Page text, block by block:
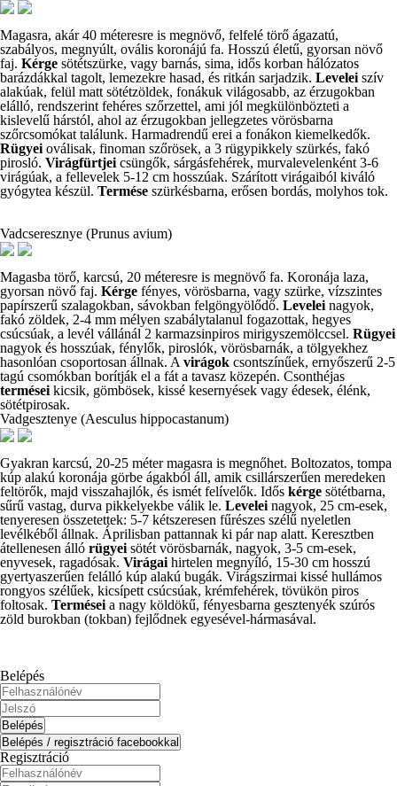
Magasra, akár 40 méteresre is megnövő, felfelé törő ágazatú,
szabályos, megnyúlt, ovális koronájú fa. Hosszú életű, gyorsan növő
faj. Kérge sötétszürke, vagy barnás, sima, idős korban hálózatos
barázdákkal tagolt, lemezekre hasad, és ritkán sarjadzik. Levelei szív
alakúak, felül matt sötétzöldek, fonákuk világosabb, az érzugokban
elálló, rendszerint fehéres szőrzettel, ami jól megkülönbözteti a
kislevelű hárstól, ahol az érzugokban jellegzetes vörösbarna
szőrcsomókat találunk. Harmadrendű erei a fonákon kiemelkedők.
Rügyei oválisak, finoman szőrösek, a 3 rügypikkely szürkés, fakó
pirosló. Virágfürtjei csüngők, sárgásfehérek, murvalevelenként 3-6
virágúak, a fellevelek 5-12 cm hosszúak. Szárított virágaiból kiváló
gyógytea készül. Termése szürkésbarna, erősen bordás, molyhos tok.
Vadcseresznye (Prunus avium)
Magasba törő, karcsú, 20 méteresre is megnövő fa. Koronája laza,
gyorsan növő faj. Kérge fényes, vörösbarna, vagy szürke, vízszintes
papírszerű szalagokban, sávokban felgöngyölődő. Levelei nagyok,
fakó zöldek, 2-4 mm mélyen szabálytalanul fogazottak, hegyes
csúcsúak, a levél vállánál 2 karmazsinpiros mirigyszemölccsel. Rügyei
nagyok és hosszúak, fénylők, piroslók, vörösbarnák, a tölgyekhez
hasonlóan csoportosan állnak. A virágok csontszínűek, ernyőszerű 2-5
tagú csomókban borítják el a fát a tavasz közepén. Csonthéjas
termései kicsik, gömbösek, kissé kesernyések vagy édesek, élénk,
sötétpirosak.
Vadgesztenye (Aesculus hippocastanum)
Gyakran karcsú, 20-25 méter magasra is megnőhet. Boltozatos, tompa
kúp alakú koronája görbe ágakból áll, amik csillárszerűen meredeken
feltörők, majd visszahajlók, és ismét felívelők. Idős kérge sötétbarna,
sűrű vastag, durva pikkelyekbe válik le. Levelei nagyok, 25 cm-esek,
tenyeresen összetettek: 5-7 kétszeresen fűrészes szélű nyeletlen
levélkéből állnak. Áprilisban pattannak ki pár nap alatt. Keresztben
átellenesen álló rügyei sötét vörösbarnák, nagyok, 3-5 cm-esek,
enyvesek, ragadósak. Virágai hirtelen megnyíló, 15-30 cm hosszú
gyertyaszerűen felálló kúp alakú bugák. Virágszirmai kissé hullámos
rongyos szélűek, kicsípett csúcsúak, krémfehérek, tövükön piros
foltosak. Termései a nagy köldökű, fényesbarna gesztenyék szúrós
zöld burokban (tokban) fejlődnek egyesével-hármasával.
Belépés
Regisztráció